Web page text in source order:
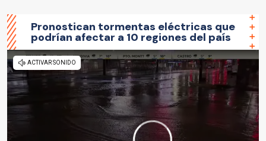
Pronostican tormentas eléctricas que
podrían afectar a 10 regiones del país